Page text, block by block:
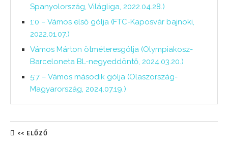
Spanyolország, Világliga, 2022.04.28.)
1:0 – Vámos első gólja (FTC-Kaposvár bajnoki,
2022.01.07.)
Vámos Márton ötméteresgólja (Olympiakosz-
Barceloneta BL-negyeddöntő, 2024.03.20.)
5:7 – Vámos második gólja (Olaszország-
Magyarország, 2024.07.19.)
<< ELŐZŐ